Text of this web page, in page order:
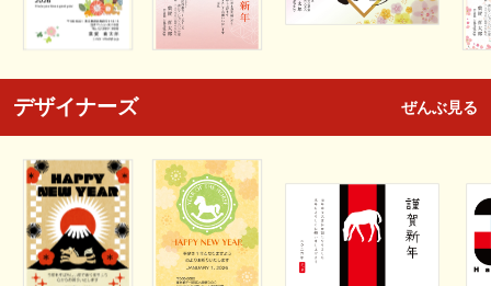
デザイナーズ ぜんぶ見る